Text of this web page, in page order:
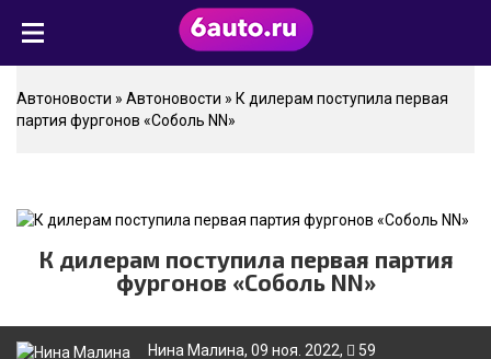
Автоновости » Автоновости » К дилерам поступила первая
партия фургонов «Соболь NN»
К дилерам поступила первая партия
фургонов «Соболь NN»
Нина Малина, 09 ноя. 2022, 59